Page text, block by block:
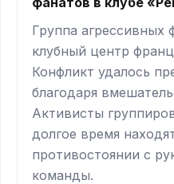
Группа агрессивных
клубный центр
Конфликт удалось
благодаря
Активисты
долгое время
противостоянии с
команды.